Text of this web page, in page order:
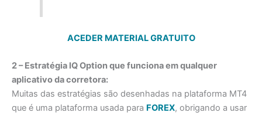
ACEDER MATERIAL GRATUITO
2 – Estratégia IQ Option que funciona em qualquer
aplicativo da corretora:
Muitas das estratégias são desenhadas na plataforma MT4
que é uma plataforma usada para FOREX, obrigando a usar